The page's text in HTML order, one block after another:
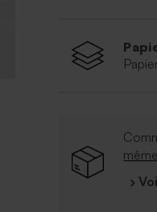
même
›